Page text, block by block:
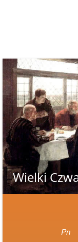
Pn
Wielki